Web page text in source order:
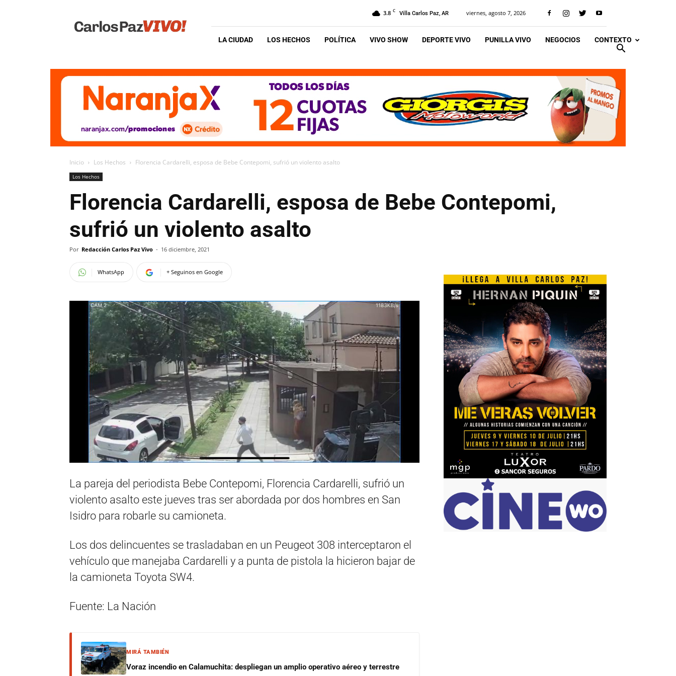
Vivo
3.8 C Villa Carlos Paz, AR viernes, agosto 7, 2026
LA CIUDAD LOS HECHOS POLÍTICA VIVO SHOW DEPORTE VIVO PUNILLA VIVO NEGOCIOS CONTEXTO
Inicio Los Hechos Florencia Cardarelli, esposa de Bebe Contepomi, sufrió un violento asalto
Los Hechos
Florencia Cardarelli, esposa de Bebe Contepomi,
sufrió un violento asalto
Por Redacción Carlos Paz Vivo - 16 diciembre, 2021
WhatsApp + Seguinos en Google
La pareja del periodista Bebe Contepomi, Florencia Cardarelli, sufrió un
violento asalto este jueves tras ser abordada por dos hombres en San
Isidro para robarle su camioneta.
Los dos delincuentes se trasladaban en un Peugeot 308 interceptaron el
vehículo que manejaba Cardarelli y a punta de pistola la hicieron bajar de
la camioneta Toyota SW4.
Fuente: La Nación
MIRÁ TAMBIÉN
Voraz incendio en Calamuchita: despliegan un amplio operativo aéreo y terrestre